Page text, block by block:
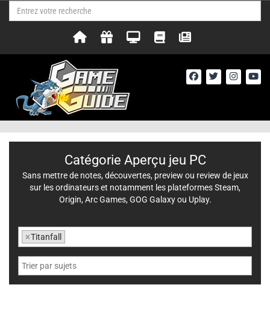
Catégorie Aperçu jeu PC
Sans mettre de notes, découvertes, preview ou review de jeux
sur les ordinateurs et notamment les plateformes Steam,
Origin, Arc Games, GOG Galaxy ou Uplay.
×Titanfall